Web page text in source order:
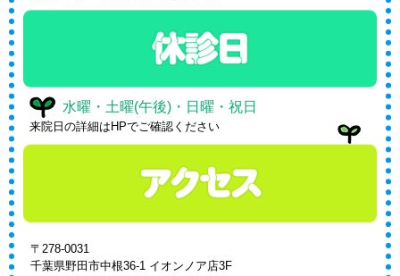
水曜・土曜(午後)・日曜・祝日
来院日の詳細はHPでご確認ください
〒278-0031
千葉県野田市中根36-1 イオンノア店3F